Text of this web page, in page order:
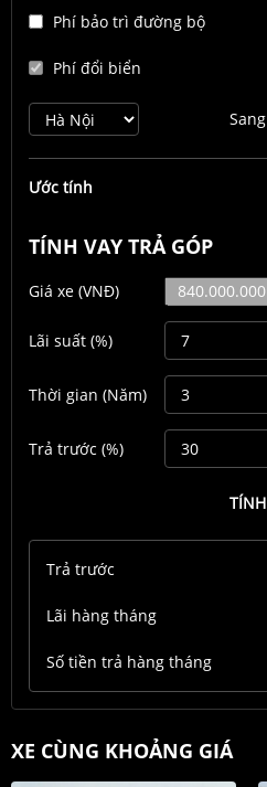
Phí bảo trì đường bộ
Phí đổi biển
Sang
Ước tính
TÍNH VAY TRẢ GÓP
Giá xe (VNĐ)
Lãi suất (%)
Thời gian (Năm)
Trả trước (%)
TÍNH
Trả trước
Lãi hàng tháng
Số tiền trả hàng tháng
XE CÙNG KHOẢNG GIÁ